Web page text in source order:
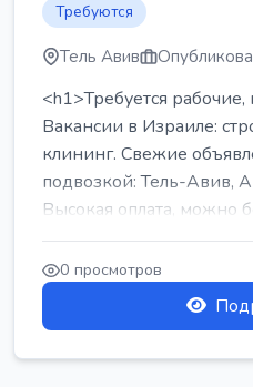
Требуются
Тель Авив
<h1>Требуется
Вакансии в Израиле:
клининг. Свежие
подвозкой: Тель-Авив,
Высокая оплата, можно
...
0 просмотров